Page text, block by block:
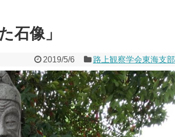
石像」
2019/5/6 路上観察学会東海支部